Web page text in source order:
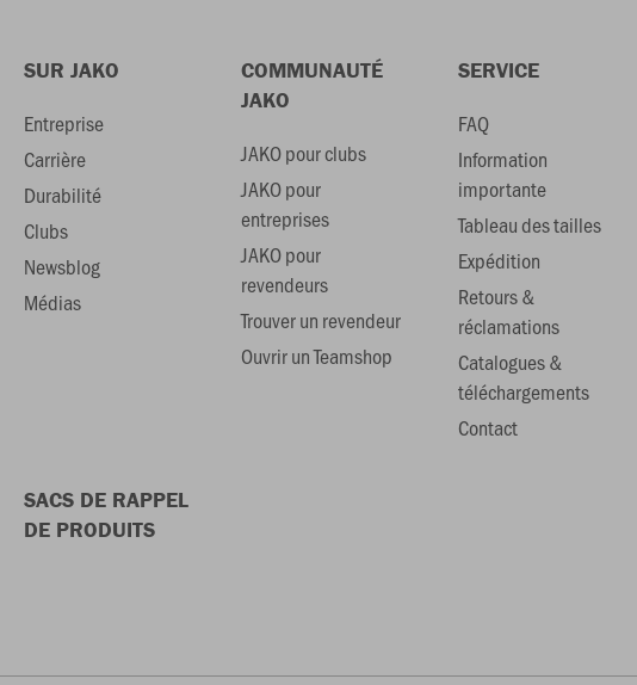
SUR JAKO
Entreprise
Carrière
Durabilité
Clubs
Newsblog
Médias
COMMUNAUTÉ
JAKO
JAKO pour clubs
JAKO pour
entreprises
JAKO pour
revendeurs
Trouver un revendeur
Ouvrir un Teamshop
SERVICE
FAQ
Information
importante
Tableau des tailles
Expédition
Retours &
réclamations
Catalogues &
téléchargements
Contact
SACS DE RAPPEL
DE PRODUITS